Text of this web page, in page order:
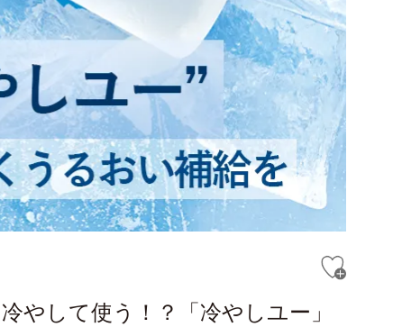
やして使う！？「冷やしユー」